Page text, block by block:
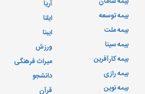
بیمه توسعه
بیمه ملت
بیمه سینا
بیمه کارآفرین
بیمه رازی
بیمه نوین
آریا
ایلنا
ایبنا
ورزش
میراث فرهنگی
دانشجو
قرآن